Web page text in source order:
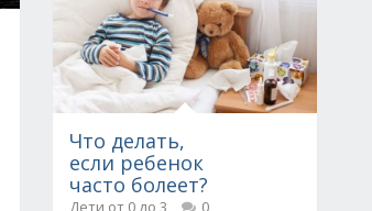
Что делать,
если ребенок
часто болеет?
Дети от 0 до 3
0